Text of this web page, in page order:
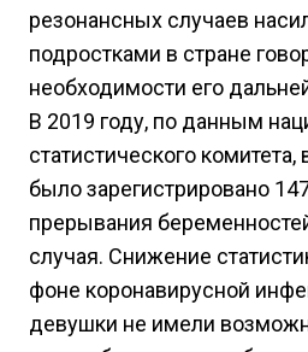
резонансных случаев
подростками в стране
необходимости его
В 2019 году, по данным
статистического комитета,
было зарегистрировано
прерывания
случая. Снижение
фоне коронавирусной
девушки не имели